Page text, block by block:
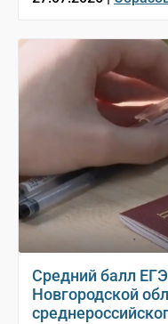
Средний балл
Новгородской